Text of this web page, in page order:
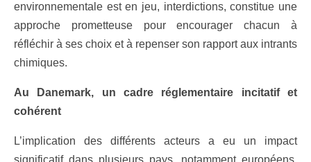
environnementale est en jeu, interdictions, constitue une
approche prometteuse pour encourager chacun à
réfléchir à ses choix et à repenser son rapport aux intrants
chimiques.
Au Danemark, un cadre réglementaire incitatif et
cohérent
L’implication des différents acteurs a eu un impact